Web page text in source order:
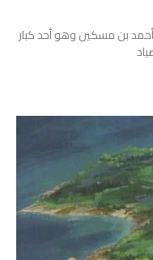
بن مسكين وهو أحد كبار